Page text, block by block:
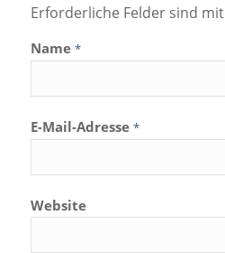
Erforderliche Felder sind mit
Name *
E-Mail-Adresse *
Website